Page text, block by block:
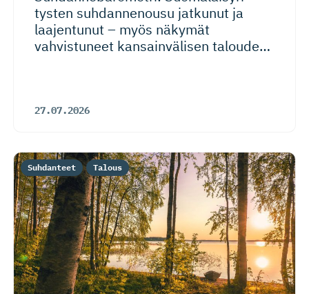
tysten suhdannenousu jatkunut ja
laajentunut – myös näkymät
vahvistuneet kansainvälisen talouden
27.07.2026
Suhdanteet Talous